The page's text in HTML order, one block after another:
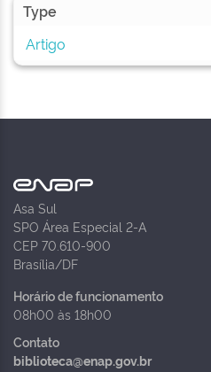
Type
Artigo
Asa Sul
SPO Área Especial 2-A
CEP 70.610-900
Brasília/DF
Horário de funcionamento
08h00 às 18h00
Contato
biblioteca@enap.gov.br